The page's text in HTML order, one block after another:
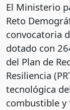
El Ministerio
Reto
convocatoria
dotado con
del Plan de
Resiliencia
tecnológica
combustible